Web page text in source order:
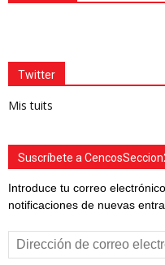
Twitter
Mis tuits
Suscríbete a
Introduce tu correo
notificaciones de nuevas
Dirección
de